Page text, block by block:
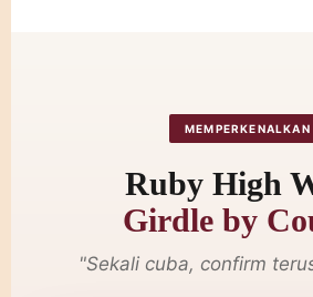
MEMPERKENALKAN
Ruby High
Girdle by
"Sekali cuba, confirm